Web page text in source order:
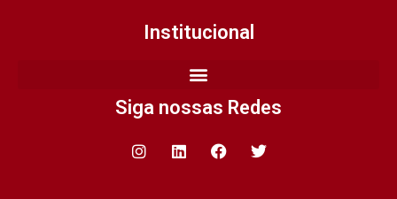
Institucional
Siga nossas Redes